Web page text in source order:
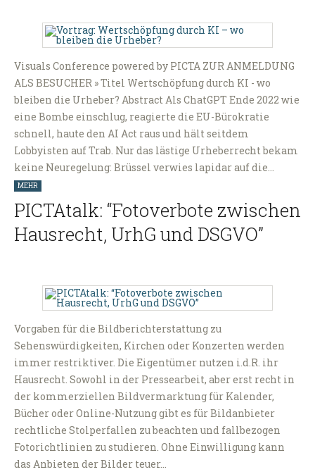
Visuals Conference powered by PICTA ZUR ANMELDUNG
ALS BESUCHER » Titel Wertschöpfung durch KI - wo
bleiben die Urheber? Abstract Als ChatGPT Ende 2022 wie
eine Bombe einschlug, reagierte die EU-Bürokratie
schnell, haute den AI Act raus und hält seitdem
Lobbyisten auf Trab. Nur das lästige Urheberrecht bekam
keine Neuregelung: Brüssel verwies lapidar auf die…
MEHR
PICTAtalk: “Fotoverbote zwischen
Hausrecht, UrhG und DSGVO”
Vorgaben für die Bildberichterstattung zu
Sehenswürdigkeiten, Kirchen oder Konzerten werden
immer restriktiver. Die Eigentümer nutzen i.d.R. ihr
Hausrecht. Sowohl in der Pressearbeit, aber erst recht in
der kommerziellen Bildvermarktung für Kalender,
Bücher oder Online-Nutzung gibt es für Bildanbieter
rechtliche Stolperfallen zu beachten und fallbezogen
Fotorichtlinien zu studieren. Ohne Einwilligung kann
das Anbieten der Bilder teuer…